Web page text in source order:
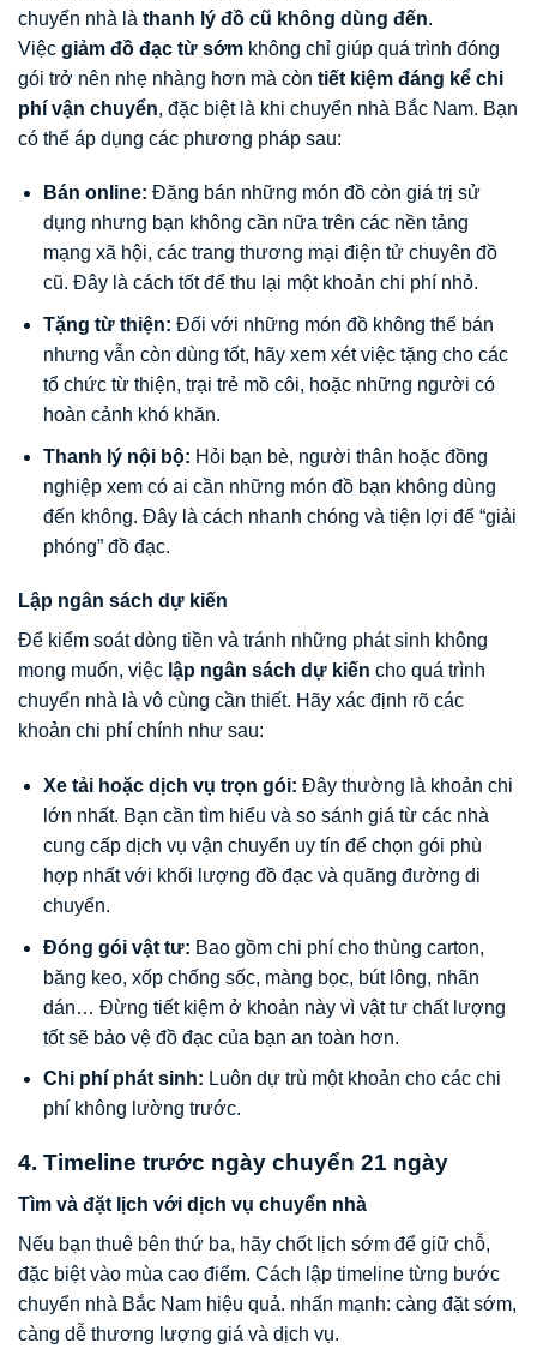
chuyển nhà là thanh lý đồ cũ không dùng đến.
Việc giảm đồ đạc từ sớm không chỉ giúp quá trình đóng
gói trở nên nhẹ nhàng hơn mà còn tiết kiệm đáng kể chi
phí vận chuyển, đặc biệt là khi chuyển nhà Bắc Nam. Bạn
có thể áp dụng các phương pháp sau:
Bán online: Đăng bán những món đồ còn giá trị sử
dụng nhưng bạn không cần nữa trên các nền tảng
mạng xã hội, các trang thương mại điện tử chuyên đồ
cũ. Đây là cách tốt để thu lại một khoản chi phí nhỏ.
Tặng từ thiện: Đối với những món đồ không thể bán
nhưng vẫn còn dùng tốt, hãy xem xét việc tặng cho các
tổ chức từ thiện, trại trẻ mồ côi, hoặc những người có
hoàn cảnh khó khăn.
Thanh lý nội bộ: Hỏi bạn bè, người thân hoặc đồng
nghiệp xem có ai cần những món đồ bạn không dùng
đến không. Đây là cách nhanh chóng và tiện lợi để “giải
phóng” đồ đạc.
Lập ngân sách dự kiến
Để kiểm soát dòng tiền và tránh những phát sinh không
mong muốn, việc lập ngân sách dự kiến cho quá trình
chuyển nhà là vô cùng cần thiết. Hãy xác định rõ các
khoản chi phí chính như sau:
Xe tải hoặc dịch vụ trọn gói: Đây thường là khoản chi
lớn nhất. Bạn cần tìm hiểu và so sánh giá từ các nhà
cung cấp dịch vụ vận chuyển uy tín để chọn gói phù
hợp nhất với khối lượng đồ đạc và quãng đường di
chuyển.
Đóng gói vật tư: Bao gồm chi phí cho thùng carton,
băng keo, xốp chống sốc, màng bọc, bút lông, nhãn
dán… Đừng tiết kiệm ở khoản này vì vật tư chất lượng
tốt sẽ bảo vệ đồ đạc của bạn an toàn hơn.
Chi phí phát sinh: Luôn dự trù một khoản cho các chi
phí không lường trước.
4. Timeline trước ngày chuyển 21 ngày
Tìm và đặt lịch với dịch vụ chuyển nhà
Nếu bạn thuê bên thứ ba, hãy chốt lịch sớm để giữ chỗ,
đặc biệt vào mùa cao điểm. Cách lập timeline từng bước
chuyển nhà Bắc Nam hiệu quả. nhấn mạnh: càng đặt sớm,
càng dễ thương lượng giá và dịch vụ.